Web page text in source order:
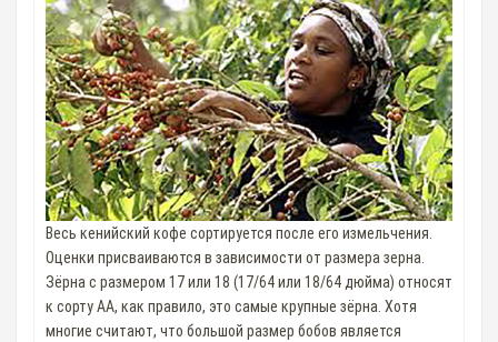
Весь кенийский кофе сортируется после его измельчения.
Оценки присваиваются в зависимости от размера зерна.
Зёрна с размером 17 или 18 (17/64 или 18/64 дюйма) относят
к сорту АА, как правило, это самые крупные зёрна. Хотя
многие считают, что большой размер бобов является